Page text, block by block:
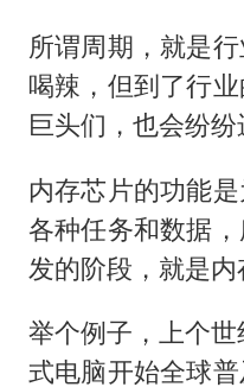
所谓周期，就是
喝辣，但到了行
巨头们，也会纷纷
内存芯片的功能
各种任务和数据
发的阶段，就是内
举个例子，上个
式电脑开始全球